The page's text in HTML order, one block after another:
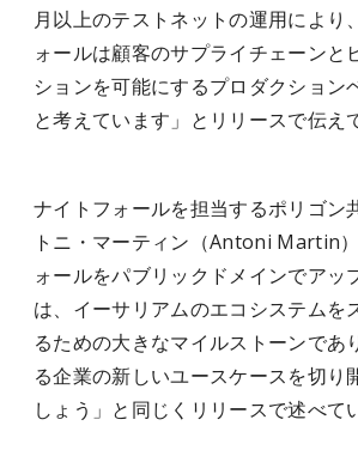
月以上のテストネットの運用により
ォールは顧客のサプライチェーンと
ションを可能にするプロダクション
と考えています」とリリースで伝え
ナイトフォールを担当するポリゴン
トニ・マーティン（Antoni Martin
ォールをパブリックドメインでアッ
は、イーサリアムのエコシステムを
るための大きなマイルストーンであ
る企業の新しいユースケースを切り
しょう」と同じくリリースで述べて